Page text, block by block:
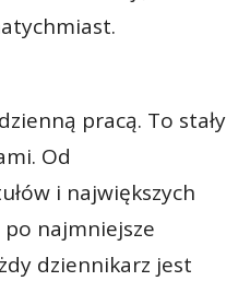
pracą. To stały
Od
i największych
najmniejsze
dziennikarz jest